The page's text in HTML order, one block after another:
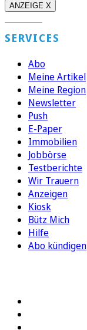
ANZEIGE X
SERVICES
Abo
Meine Artikel
Meine Region
Newsletter
Push
E-Paper
Immobilien
Jobbörse
Testberichte
Wir Trauern
Anzeigen
Kiosk
Bütz Mich
Hilfe
Abo kündigen